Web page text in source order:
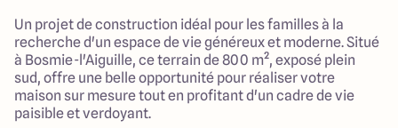
Un projet de construction idéal pour les familles à la
recherche d'un espace de vie généreux et moderne. Situé
à Bosmie-l'Aiguille, ce terrain de 800 m², exposé plein
sud, offre une belle opportunité pour réaliser votre
maison sur mesure tout en profitant d'un cadre de vie
paisible et verdoyant.